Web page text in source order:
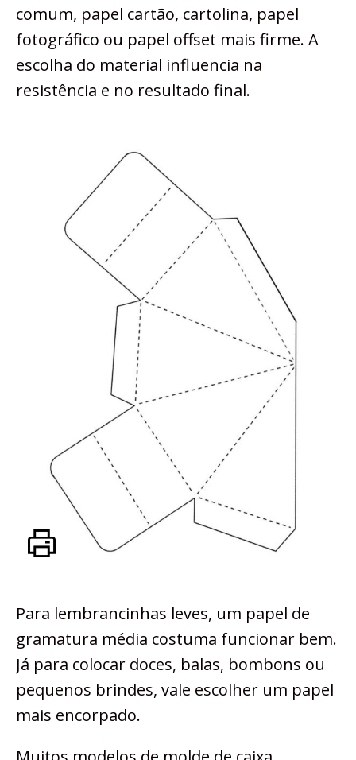
comum, papel cartão, cartolina, papel
fotográfico ou papel offset mais firme. A
escolha do material influencia na
resistência e no resultado final.
Para lembrancinhas leves, um papel de
gramatura média costuma funcionar bem.
Já para colocar doces, balas, bombons ou
pequenos brindes, vale escolher um papel
mais encorpado.